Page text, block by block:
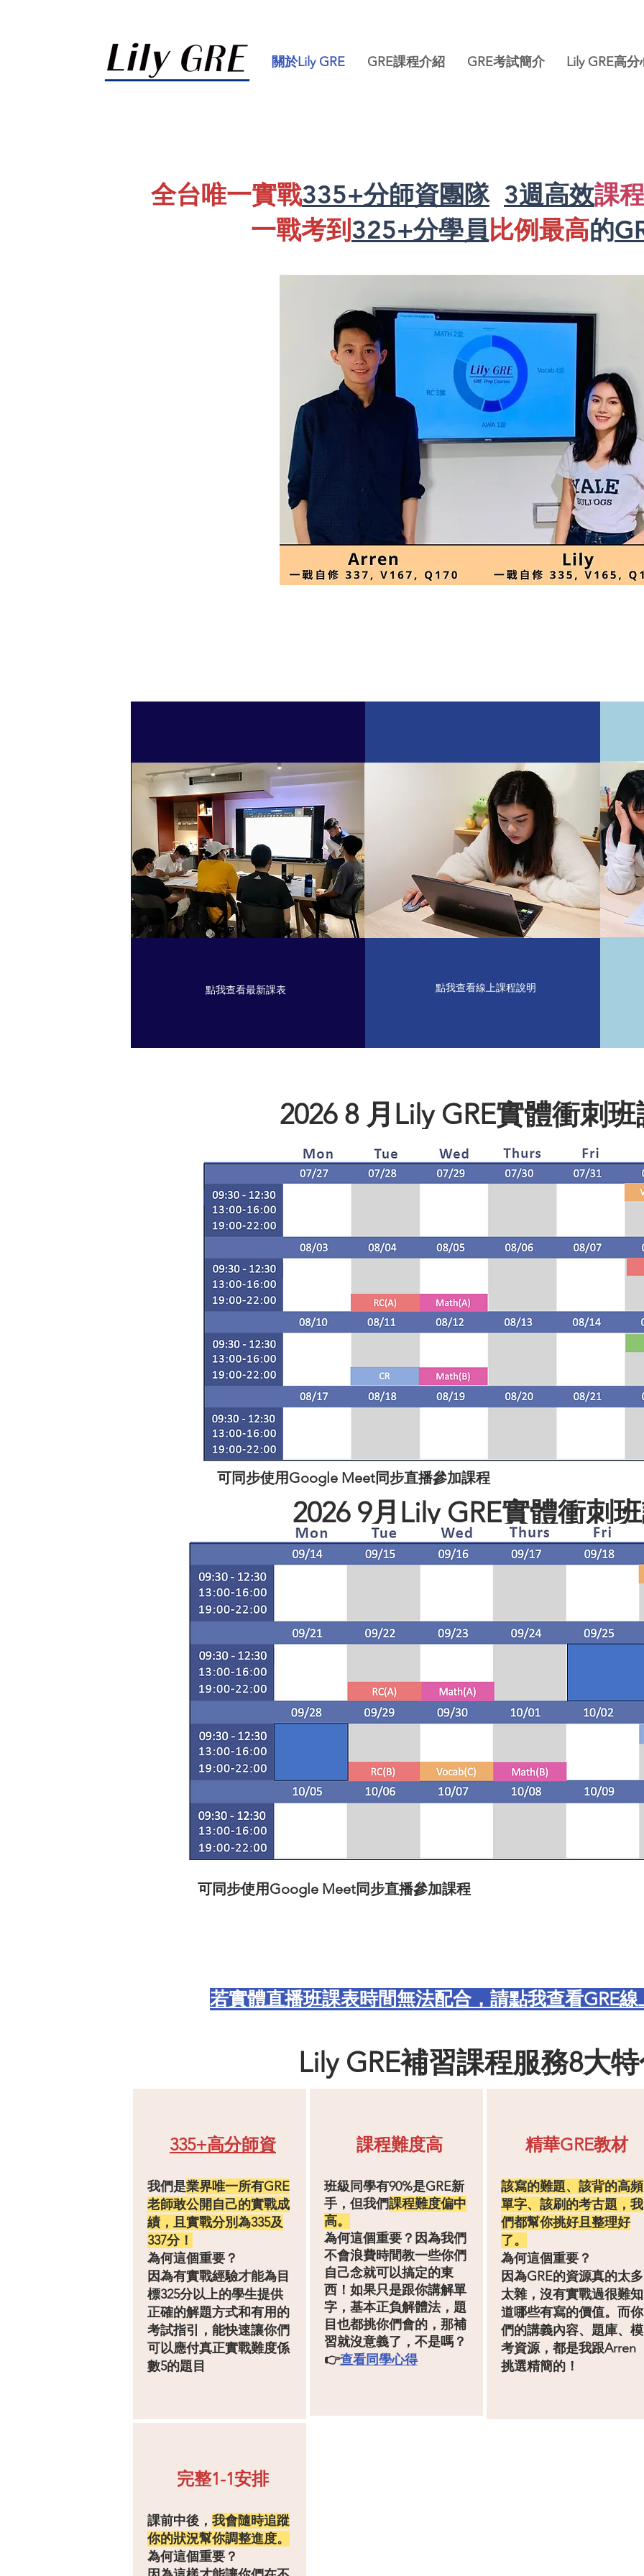
關於Lily GRE GRE課程介紹 GRE考試簡介 Lily GRE高
全台唯一實戰335+分師資團隊 3週高效課
一戰考到 325+分學員 比例最高的
點我查看最新課表 點我查看線上課程說明
2026 8 月Lily GRE實體衝刺
可同步使用Google Meet同步直播參加課程
2026 9月Lily GRE實體衝刺
可同步使用Google Meet同步直播參加課程
若實體直播班課表時間無法配合，請點我查看GRE
Lily GRE補習課程服務8大
335+高分師資
我們是業界唯一所有GRE
老師敢公開自己的實戰成
績，且實戰分別為335及
337分！
為何這個重要？
因為有實戰經驗才能為目
標325分以上的學生提供
正確的解題方式和有用的
考試指引，能快速讓你們
可以應付真正實戰難度係
數5的題目
課程難度高
班級同學有90%是GRE新
手，但我們課程難度偏中
高。
為何這個重要？因為我們
不會浪費時間教一些你們
自己念就可以搞定的東
西！ 如果只是跟你講解單
字，基本正負解體法，題
目也都挑你們會的，那補
習就沒意義了，不是嗎？
​👉查看同學心得
精華GRE教材
該寫的難題、該背的高頻
單字、該刷的考古題，我
們都幫你挑好且整理好
了。
為何這個重要？
​因為GRE的資源真的太多
太雜，沒有實戰過很難知
道哪些有寫的價值。而你
們的講義內容、題庫、模
考資源，都是我跟Arren
挑選精簡的！
​完整1-1安排
課前中後， 我會隨時追蹤
你的狀況幫你調整進度。
為何這個重要？